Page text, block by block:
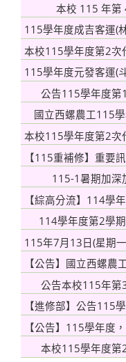
本校 115 年第
公告115學年度第
國立西螺農工115
115-1暑期加深
114學年度第2學
公告本校115年第
本校115學年度第